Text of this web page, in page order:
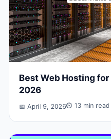
Best Web Hosting
2026
📅 April 9, 2026⏲ 13 min read